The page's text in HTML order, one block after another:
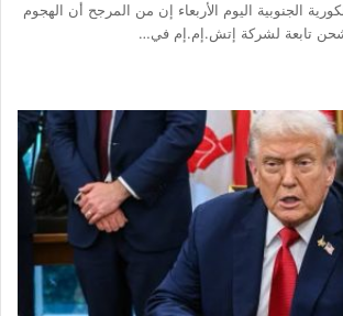
الجنوبية اليوم الأربعاء إن من المرجح أن الهجوم
تابعة لشركة إتش.إم.إم في…